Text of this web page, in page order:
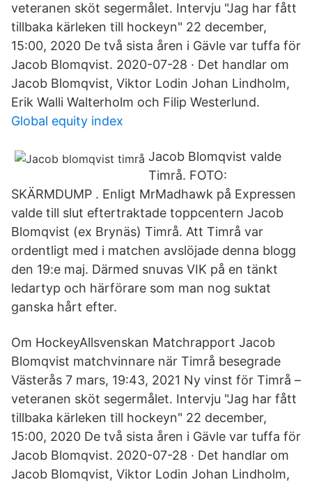
veteranen sköt segermålet. Intervju "Jag har fått
tillbaka kärleken till hockeyn" 22 december,
15:00, 2020 De två sista åren i Gävle var tuffa för
Jacob Blomqvist. 2020-07-28 · Det handlar om
Jacob Blomqvist, Viktor Lodin Johan Lindholm,
Erik Walli Walterholm och Filip Westerlund.
Global equity index
Jacob Blomqvist valde
Timrå. FOTO:
SKÄRMDUMP . Enligt MrMadhawk på Expressen
valde till slut eftertraktade toppcentern Jacob
Blomqvist (ex Brynäs) Timrå. Att Timrå var
ordentligt med i matchen avslöjade denna blogg
den 19:e maj. Därmed snuvas VIK på en tänkt
ledartyp och härförare som man nog suktat
ganska hårt efter.
Om HockeyAllsvenskan Matchrapport Jacob
Blomqvist matchvinnare när Timrå besegrade
Västerås 7 mars, 19:43, 2021 Ny vinst för Timrå –
veteranen sköt segermålet. Intervju "Jag har fått
tillbaka kärleken till hockeyn" 22 december,
15:00, 2020 De två sista åren i Gävle var tuffa för
Jacob Blomqvist. 2020-07-28 · Det handlar om
Jacob Blomqvist, Viktor Lodin Johan Lindholm,